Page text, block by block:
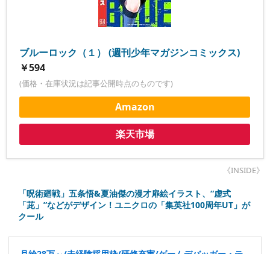
ブルーロック（１） (週刊少年マガジンコミックス)
￥594
(価格・在庫状況は記事公開時点のものです)
Amazon
楽天市場
《INSIDE》
「呪術廻戦」五条悟&夏油傑の漫才扉絵イラスト、“虚式
「茈」”などがデザイン！ユニクロの「集英社100周年UT」が
クール